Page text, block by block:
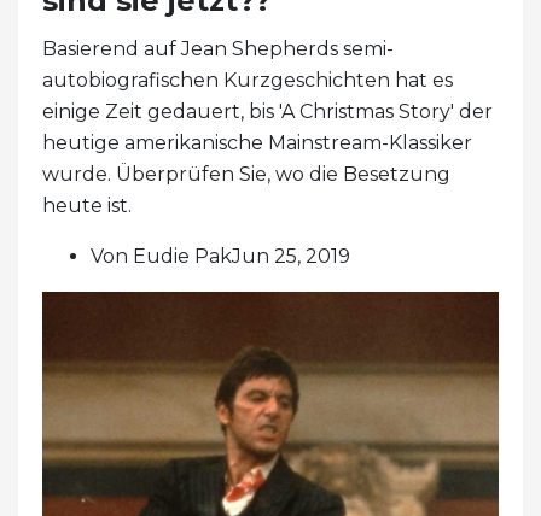
Basierend auf Jean Shepherds semi-
autobiografischen Kurzgeschichten hat es
einige Zeit gedauert, bis 'A Christmas Story' der
heutige amerikanische Mainstream-Klassiker
wurde. Überprüfen Sie, wo die Besetzung
heute ist.
Von Eudie PakJun 25, 2019